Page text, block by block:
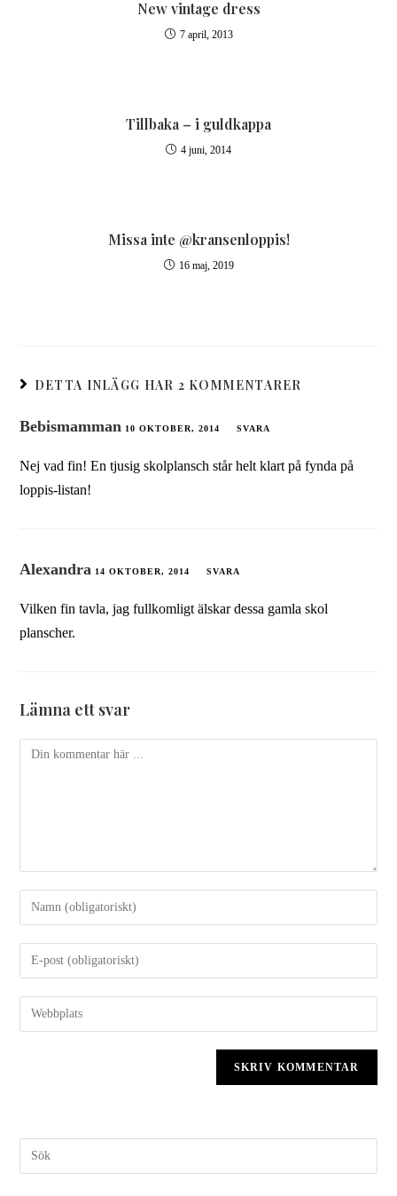
New vintage dress
7 april, 2013
Tillbaka – i guldkappa
4 juni, 2014
Missa inte @kransenloppis!
16 maj, 2019
DETTA INLÄGG HAR 2 KOMMENTARER
Bebismamman 10 OKTOBER, 2014 SVARA
Nej vad fin! En tjusig skolplansch står helt klart på fynda på
loppis-listan!
Alexandra 14 OKTOBER, 2014 SVARA
Vilken fin tavla, jag fullkomligt älskar dessa gamla skol
planscher.
Lämna ett svar